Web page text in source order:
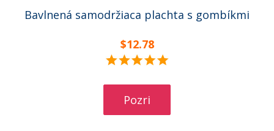
Bavlnená samodržiaca plachta s gombíkmi
$12.78
Pozri